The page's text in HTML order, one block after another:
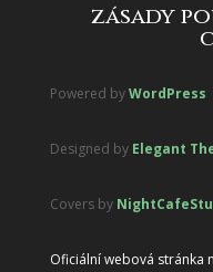
zásady
Powered byWordPress
Designed by Elegant
Covers by
Oficiální webová stránka